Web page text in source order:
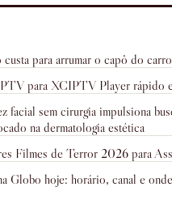
custa para arrumar o capô do
para XCIPTV Player rápido
facial sem cirurgia impulsiona
na dermatologia estética
Filmes de Terror 2026 para
Globo hoje: horário, canal e